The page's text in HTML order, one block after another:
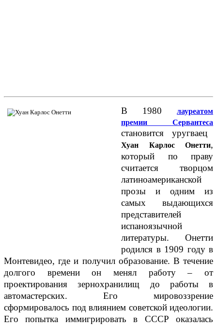
В 1980
лауреатом
премии Сервантеса
становится уругваец
Хуан Карлос Онетти,
который по праву
считается творцом
латиноамериканской
прозы и одним из
самых выдающихся
представителей
испаноязычной
литературы. Онетти
родился в 1909 году в
Монтевидео, где и получил образование. В течение
долгого времени он менял работу – от
проектирования зернохранилищ до работы в
автомастерских. Его мировоззрение
сформировалось под влиянием советской идеологии.
Его попытка иммигрировать в СССР оказалась